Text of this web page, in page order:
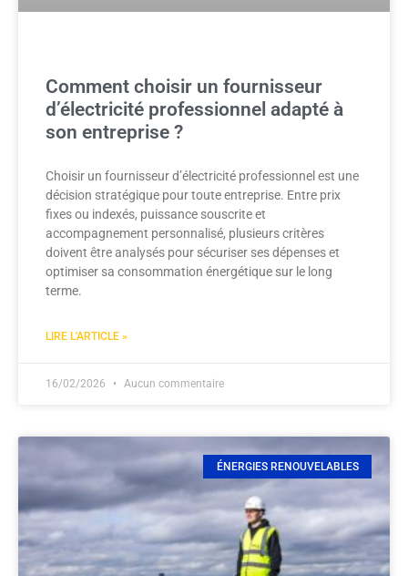
Comment choisir un fournisseur
d’électricité professionnel adapté à
son entreprise ?
Choisir un fournisseur d’électricité professionnel est une
décision stratégique pour toute entreprise. Entre prix
fixes ou indexés, puissance souscrite et
accompagnement personnalisé, plusieurs critères
doivent être analysés pour sécuriser ses dépenses et
optimiser sa consommation énergétique sur le long
terme.
LIRE L'ARTICLE »
16/02/2026 Aucun commentaire
ÉNERGIES RENOUVELABLES